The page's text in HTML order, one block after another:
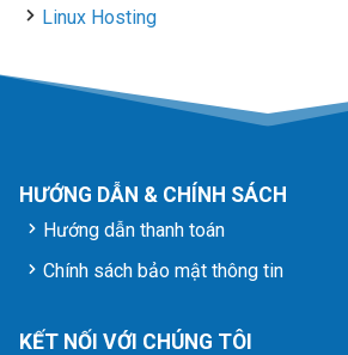
Linux Hosting
HƯỚNG DẪN & CHÍNH SÁCH
Hướng dẫn thanh toán
Chính sách bảo mật thông tin
KẾT NỐI VỚI CHÚNG TÔI